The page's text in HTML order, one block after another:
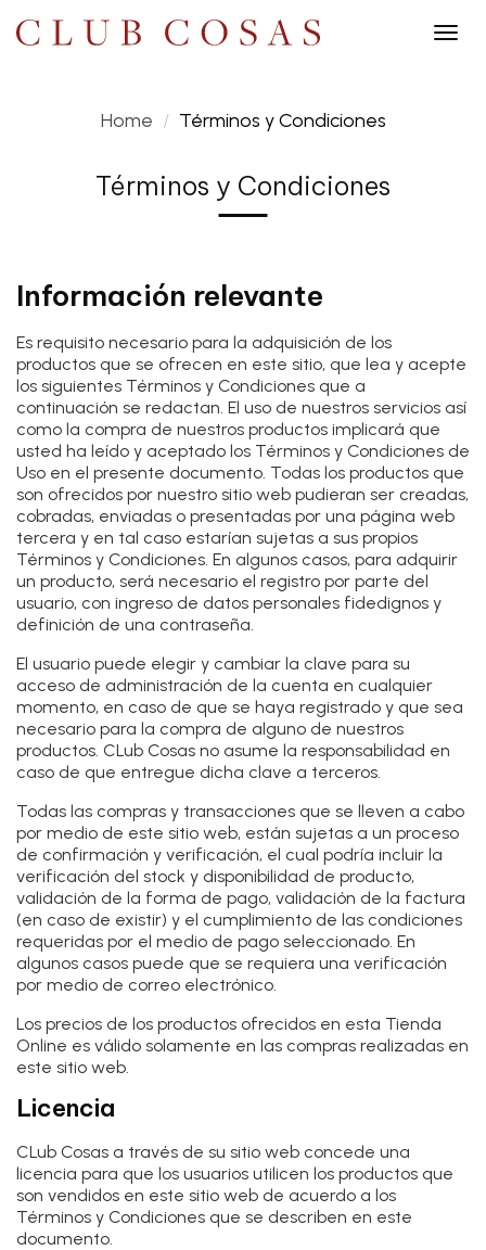
Home Términos y Condiciones
Términos y Condiciones
Información relevante
Es requisito necesario para la adquisición de los
productos que se ofrecen en este sitio, que lea y acepte
los siguientes Términos y Condiciones que a
continuación se redactan. El uso de nuestros servicios así
como la compra de nuestros productos implicará que
usted ha leído y aceptado los Términos y Condiciones de
Uso en el presente documento. Todas los productos que
son ofrecidos por nuestro sitio web pudieran ser creadas,
cobradas, enviadas o presentadas por una página web
tercera y en tal caso estarían sujetas a sus propios
Términos y Condiciones. En algunos casos, para adquirir
un producto, será necesario el registro por parte del
usuario, con ingreso de datos personales fidedignos y
definición de una contraseña.
El usuario puede elegir y cambiar la clave para su
acceso de administración de la cuenta en cualquier
momento, en caso de que se haya registrado y que sea
necesario para la compra de alguno de nuestros
productos. CLub Cosas no asume la responsabilidad en
caso de que entregue dicha clave a terceros.
Todas las compras y transacciones que se lleven a cabo
por medio de este sitio web, están sujetas a un proceso
de confirmación y verificación, el cual podría incluir la
verificación del stock y disponibilidad de producto,
validación de la forma de pago, validación de la factura
(en caso de existir) y el cumplimiento de las condiciones
requeridas por el medio de pago seleccionado. En
algunos casos puede que se requiera una verificación
por medio de correo electrónico.
Los precios de los productos ofrecidos en esta Tienda
Online es válido solamente en las compras realizadas en
este sitio web.
Licencia
CLub Cosas a través de su sitio web concede una
licencia para que los usuarios utilicen los productos que
son vendidos en este sitio web de acuerdo a los
Términos y Condiciones que se describen en este
documento.